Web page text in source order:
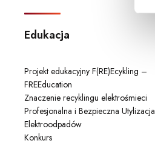
d
Edukacja
Projekt edukacyjny F(RE)Ecykling –
FREEducation
Znaczenie recyklingu elektrośmieci
Profesjonalna i Bezpieczna Utylizacja
Elektroodpadów
Konkurs